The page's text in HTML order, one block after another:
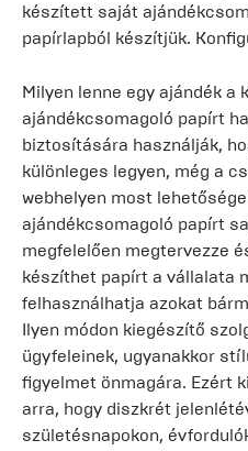
készített saját
papírlapból készítjük.
Milyen lenne egy ajándék a
ajándékcsomagoló papírt
biztosítására használják,
különleges legyen, még a
webhelyen most
ajándékcsomagoló papírt
megfelelően megtervezze
készíthet papírt a vállalata
felhasználhatja azokat
Ilyen módon kiegészítő
ügyfeleinek, ugyanakkor
figyelmet önmagára. Ezért
arra, hogy diszkrét
születésnapokon,